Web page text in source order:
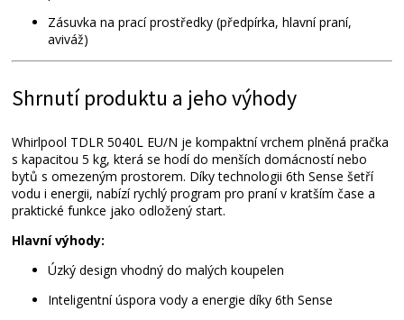
Zásuvka na prací prostředky (předpírka, hlavní praní,
aviváž)
Shrnutí produktu a jeho výhody
Whirlpool TDLR 5040L EU/N je kompaktní vrchem plněná pračka
s kapacitou 5 kg, která se hodí do menších domácností nebo
bytů s omezeným prostorem. Díky technologii 6th Sense šetří
vodu i energii, nabízí rychlý program pro praní v kratším čase a
praktické funkce jako odložený start.
Hlavní výhody:
Úzký design vhodný do malých koupelen
Inteligentní úspora vody a energie díky 6th Sense